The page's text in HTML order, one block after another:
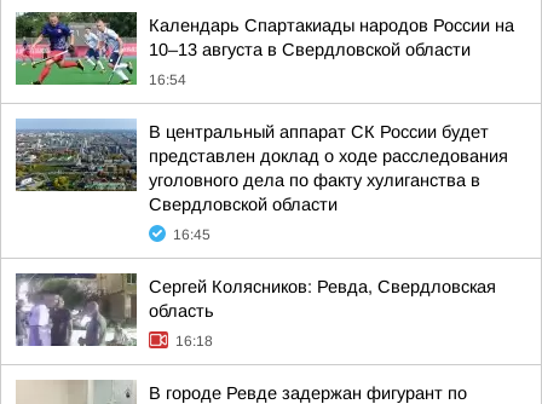
Календарь Спартакиады народов России на
10–13 августа в Свердловской области
16:54
В центральный аппарат СК России будет
представлен доклад о ходе расследования
уголовного дела по факту хулиганства в
Свердловской области
16:45
Сергей Колясников: Ревда, Свердловская
область
16:18
В городе Ревде задержан фигурант по